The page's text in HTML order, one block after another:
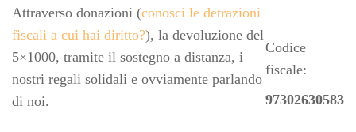
Attraverso donazioni (conosci le detrazioni
fiscali a cui hai diritto?), la devoluzione del
5×1000, tramite il sostegno a distanza, i
nostri regali solidali e ovviamente parlando
di noi.
Codice
fiscale:
97302630583